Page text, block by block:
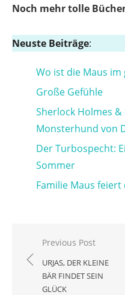
Noch mehr tolle
Neuste Beiträge:
Wo ist die Maus im
Große Gefühle
Sherlock Holmes
Monsterhund von
Der Turbospecht:
Sommer
Familie Maus feiert
Previous Post
URJAS, DER KLEINE
BÄR FINDET SEIN
GLÜCK